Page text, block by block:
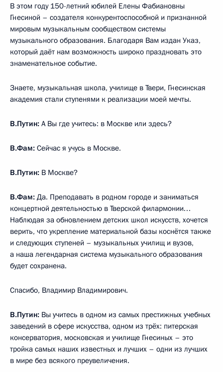
В этом году 150-летний юбилей Елены Фабиановны
Гнесиной – создателя конкурентоспособной и признанной
мировым музыкальным сообществом системы
музыкального образования. Благодаря Вам издан Указ,
который даёт нам возможность широко праздновать это
знаменательное событие.
Знаете, музыкальная школа, училище в Твери, Гнесинская
академия стали ступенями к реализации моей мечты.
В.Путин: А Вы где учитесь: в Москве или здесь?
В.Фам: Сейчас я учусь в Москве.
В.Путин: В Москве?
В.Фам: Да. Преподавать в родном городе и заниматься
концертной деятельностью в Тверской филармонии…
Наблюдая за обновлением детских школ искусств, хочется
верить, что укрепление материальной базы коснётся также
и следующих ступеней – музыкальных училищ и вузов,
а наша легендарная система музыкального образования
будет сохранена.
Спасибо, Владимир Владимирович.
В.Путин: Вы учитесь в одном из самых престижных учебных
заведений в сфере искусства, одном из трёх: питерская
консерватория, московская и училище Гнесиных – это
тройка самых наших известных и лучших – одни из лучших
в мире без всякого преувеличения.